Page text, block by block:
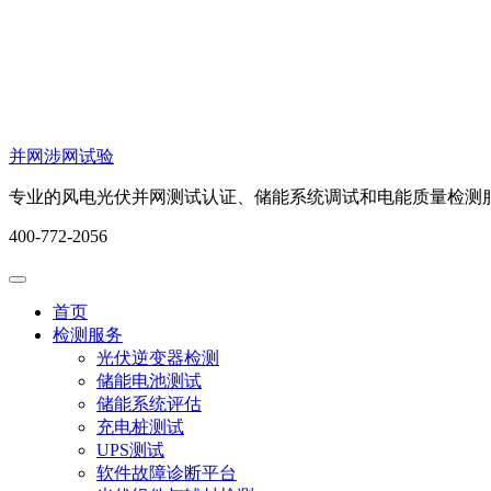
并网涉网试验
专业的风电光伏并网测试认证、储能系统调试和电能质量检测
400-772-2056
首页
检测服务
光伏逆变器检测
储能电池测试
储能系统评估
充电桩测试
UPS测试
软件故障诊断平台